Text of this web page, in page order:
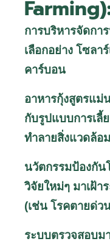
การบริหารจัดกา
เลือกอย่าง โซลา
คาร์บอน
อาหารกุ้งสูตรแม่
กับรูปแบบการเลี้
ทำลายสิ่งแวดล้อ
นวัตกรรมป้องกัน
วิจัยใหม่ๆ มาเฝ้า
(เช่น โรคตายด่ว
ระบบตรวจสอบม